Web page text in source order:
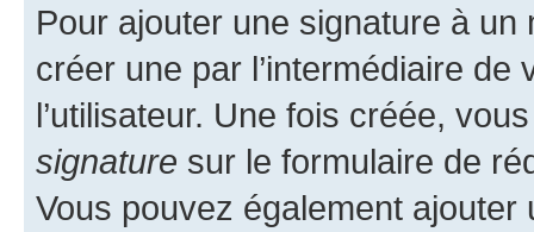
Pour ajouter une signature à un
créer une par l’intermédiaire
l’utilisateur. Une fois créée,
signature sur le formulaire de
Vous pouvez également